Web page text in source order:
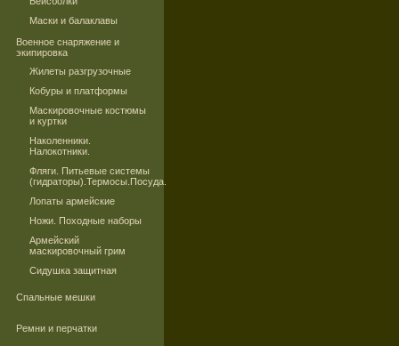
Маски и балаклавы
Военное снаряжение и
экипировка
Жилеты разгрузочные
Кобуры и платформы
Маскировочные костюмы
и куртки
Наколенники.
Налокотники.
Фляги. Питьевые системы
(гидраторы).Термосы.Посуда.
Лопаты армейские
Ножи. Походные наборы
Армейский
маскировочный грим
Сидушка защитная
Спальные мешки
Ремни и перчатки